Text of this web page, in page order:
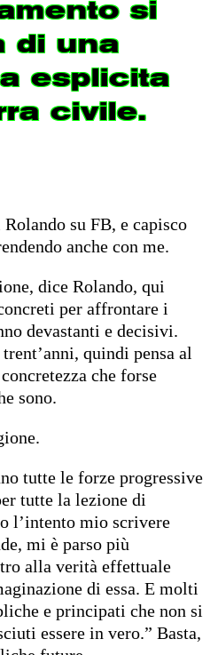
si
di una
esplicita
civile.
su FB, e capisco
anche con me.
dice Rolando, qui
per affrontare i
devastanti e decisivi.
quindi pensa al
che forse
sono.
tutte le forze progressive
tutte la lezione di
l’intento mio scrivere
mi è parso più
alla verità effettuale
di essa. E molti
e principati che non si
essere in vero.” Basta,